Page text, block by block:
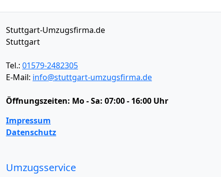
Stuttgart-Umzugsfirma.de
Stuttgart
Tel.: 01579-2482305
E-Mail: info@stuttgart-umzugsfirma.de
Öffnungszeiten: Mo - Sa: 07:00 - 16:00 Uhr
Impressum
Datenschutz
Umzugsservice